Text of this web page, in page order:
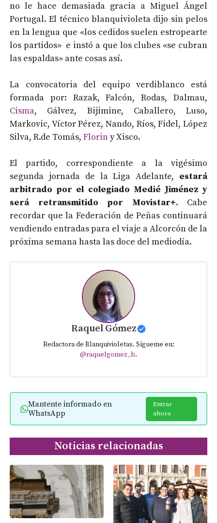
no le hace demasiada gracia a Miguel Ángel
Portugal. El técnico blanquivioleta dijo sin pelos
en la lengua que «los cedidos suelen estropearte
los partidos» e instó a que los clubes «se cubran
las espaldas» ante cosas así.
La convocatoria del equipo verdiblanco está
formada por: Razak, Falcón, Rodas, Dalmau,
Cisma, Gálvez, Bijimine, Caballero, Luso,
Markovic, Víctor Pérez, Nando, Ríos, Fidel, López
Silva, R.de Tomás, Floriny Xisco.
El partido, correspondiente a la vigésimo
segunda jornada de la Liga Adelante, estará
arbitrado por el colegiado Medié Jiménez y
será retransmitido por Movistar+. Cabe
recordar que la Federación de Peñas continuará
vendiendo entradas para el viaje a Alcorcón de la
próxima semana hasta las doce del mediodía.
Raquel Gómez
Redactora de Blanquivioletas. Sígueme en:
@raquelgomez_b.
Mantente informado en
WhatsApp
Entrar
ahora
Noticias relacionadas